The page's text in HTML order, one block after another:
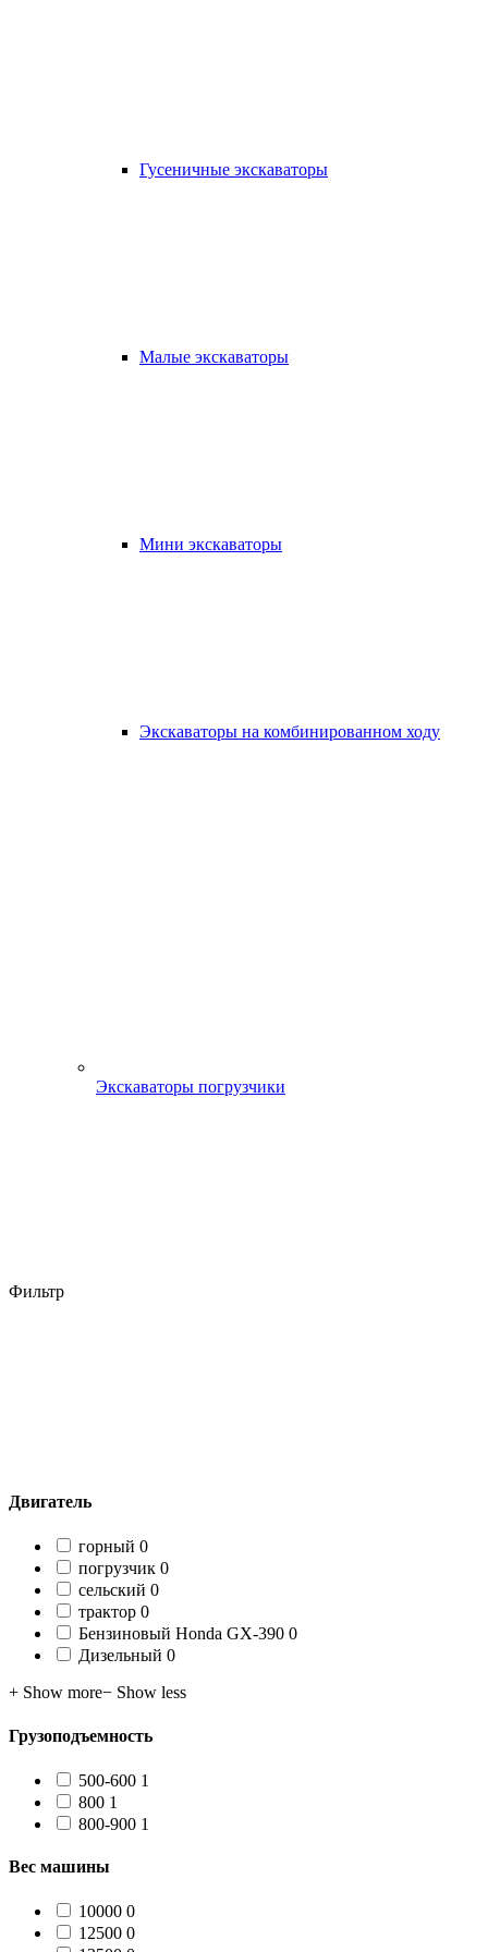
Гусеничные экскаваторы
Малые экскаваторы
Мини экскаваторы
Экскаваторы на комбинированном ходу
Экскаваторы погрузчики
Фильтр
Двигатель
горный 00
products
погрузчик 00
сельский 00
трактор 00
products
Бензиновый Honda GX-390 00
Дизельный 00
+ Show more− Show less
Грузоподъемность
500-600 1
800 1
product
800-900 1
Вес машины
10000 00
products
12500 00